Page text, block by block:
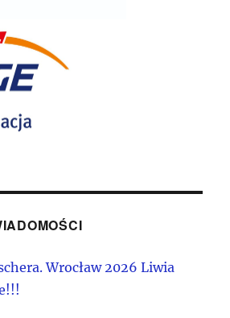
Wrocław 2026 Liwia